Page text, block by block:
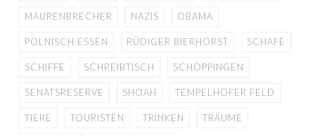
MAURENBRECHER NAZIS OBAMA
POLNISCH ESSEN RÜDIGER BIERHORST SCHAFE
SCHIFFE SCHREIBTISCH SCHÖPPINGEN
SENATSRESERVE SHOAH TEMPELHOFER FELD
TIERE TOURISTEN TRINKEN TRÄUME